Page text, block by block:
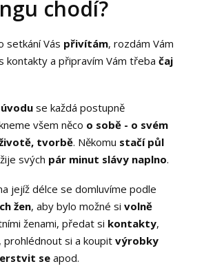
chodí?
setkání Vás přivítám, rozdám Vám
kontakty a připravím Vám třebačaj
se každá postupně
všem něco o sobě - o svém
tvorbě. Někomu stačí půl
svých pár minut slávy naplno.
jejíž délce se domluvíme podle
žen, aby bylo možné sivolně
ženami, předat si kontakty,
, prohlédnout si a koupitvýrobky
seapod.